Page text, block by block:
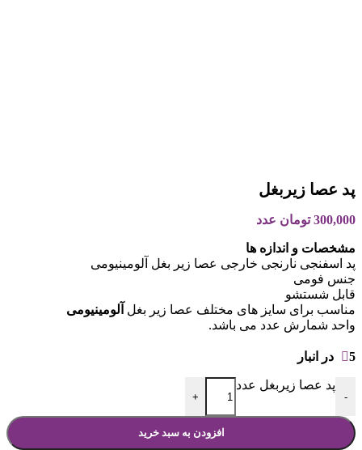
پد عصا زیربغل
300,000 تومان عدد
مشخصات و اندازه ها
پد اسفنجی نارنجی خارجی عصا زیر بغل آلومینیومی
جنس فومی
قابل شستشو
مناسب برای سایز های مختلف عصا زیر بغل آلومینیومی
واحد شمارش عدد می باشد.
5 در انبار
-
پد عصا زیربغل عدد
+
افزودن به سبد خرید